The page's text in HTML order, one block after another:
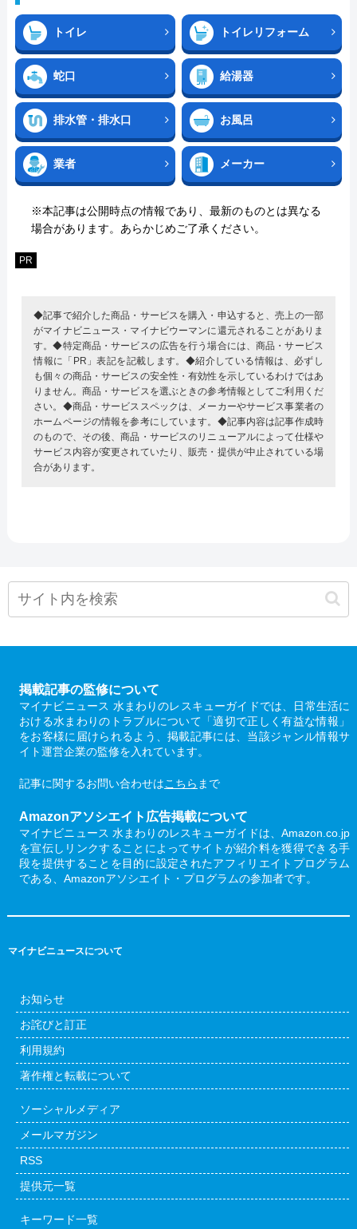
トイレ トイレリフォーム
蛇口 給湯器
排水管・排水口 お風呂
業者 メーカー
※本記事は公開時点の情報であり、最新のものとは異なる
場合があります。あらかじめご了承ください。
PR
◆記事で紹介した商品・サービスを購入・申込すると、売上の一部
がマイナビニュース・マイナビウーマンに還元されることがありま
す。◆特定商品・サービスの広告を行う場合には、商品・サービス
情報に「PR」表記を記載します。◆紹介している情報は、必ずし
も個々の商品・サービスの安全性・有効性を示しているわけではあ
りません。商品・サービスを選ぶときの参考情報としてご利用くだ
さい。◆商品・サービススペックは、メーカーやサービス事業者の
ホームページの情報を参考にしています。◆記事内容は記事作成時
のもので、その後、商品・サービスのリニューアルによって仕様や
サービス内容が変更されていたり、販売・提供が中止されている場
合があります。
掲載記事の監修について
マイナビニュース 水まわりのレスキューガイドでは、日常生活に
おける水まわりのトラブルについて「適切で正しく有益な情報」
をお客様に届けられるよう、掲載記事には、当該ジャンル情報サ
イト運営企業の監修を入れています。
記事に関するお問い合わせはこちら まで
Amazonアソシエイト広告掲載について
マイナビニュース 水まわりのレスキューガイドは、Amazon.co.jp
を宣伝しリンクすることによってサイトが紹介料を獲得できる手
段を提供することを目的に設定されたアフィリエイトプログラム
である、Amazonアソシエイト・プログラムの参加者です。
マイナビニュースについて
お知らせ
お詫びと訂正
利用規約
著作権と転載について
ソーシャルメディア
メールマガジン
RSS
提供元一覧
キーワード一覧